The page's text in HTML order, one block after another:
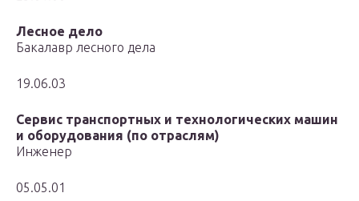
Лесное дело
Бакалавр лесного дела
19.06.03
Сервис транспортных и технологических машин
и оборудования (по отраслям)
Инженер
05.05.01